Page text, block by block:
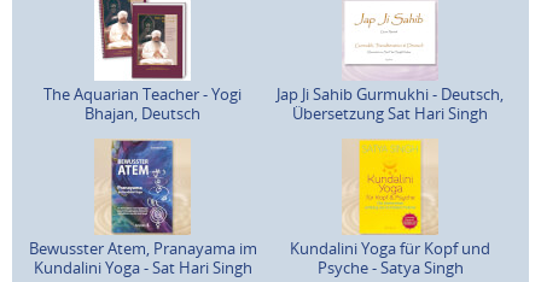
The Aquarian Teacher - Yogi
Bhajan, Deutsch
Jap Ji Sahib Gurmukhi - Deutsch,
Übersetzung Sat Hari Singh
Bewusster Atem, Pranayama im
Kundalini Yoga - Sat Hari Singh
Kundalini Yoga für Kopf und
Psyche - Satya Singh